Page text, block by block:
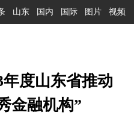
山东 国内 国际 图片 视频
度山东省推动
金融机构”